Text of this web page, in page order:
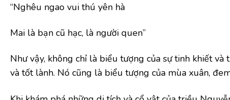
“Nghêu ngao vui thú yên hà
Mai là bạn cũ hạc, là người quen”
Như vậy, không chỉ là biểu tượng của sự tinh khiết và
và tốt lành. Nó cũng là biểu tượng của mùa xuân,